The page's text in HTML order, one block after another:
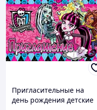
Пригласительные на
день рождения детские